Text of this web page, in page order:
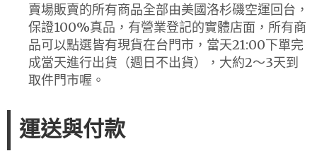
賣場販賣的所有商品全部由美國洛杉磯空運回台，
保證100%真品，有營業登記的實體店面，所有商
品可以點選皆有現貨在台門市，當天21:00下單完
成當天進行出貨（週日不出貨），大約2～3天到
取件門市喔。
運送與付款